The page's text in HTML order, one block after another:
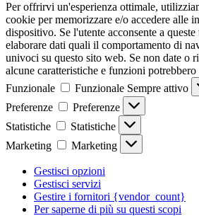
Per offrirvi un'esperienza ottimale,
cookie per memorizzare e/o accedere alle
dispositivo. Se l'utente acconsente a
elaborare dati quali il comportamento di
univoci su questo sito web. Se non date o
alcune caratteristiche e funzioni potrebbero
Funzionale
Funzionale Sempre attivo
Preferenze
Preferenze
Statistiche
Statistiche
Marketing
Marketing
Gestisci opzioni
Gestisci servizi
Gestire i fornitori {vendor_count}
Per saperne di più su questi scopi